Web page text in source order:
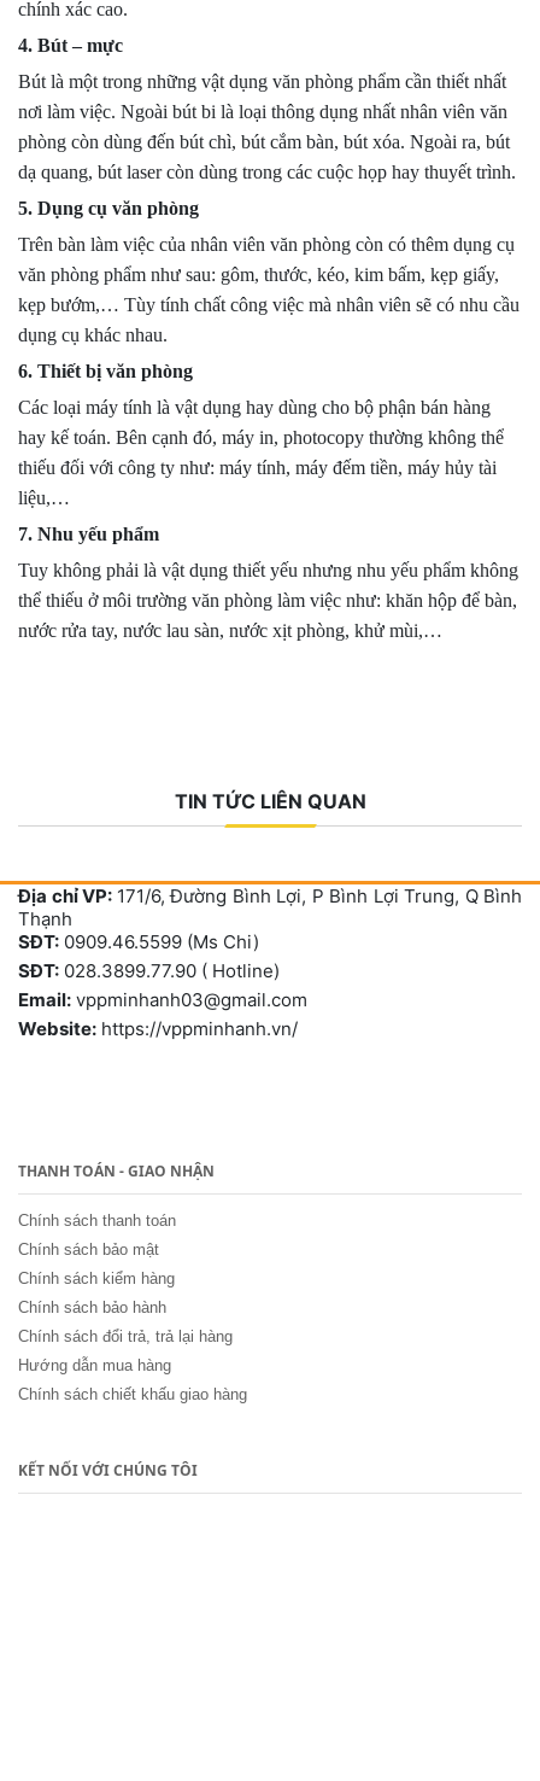
chính xác cao.
4. Bút – mực
Bút là một trong những vật dụng văn phòng phẩm cần thiết nhất
nơi làm việc. Ngoài bút bi là loại thông dụng nhất nhân viên văn
phòng còn dùng đến bút chì, bút cắm bàn, bút xóa. Ngoài ra, bút
dạ quang, bút laser còn dùng trong các cuộc họp hay thuyết trình.
5. Dụng cụ văn phòng
Trên bàn làm việc của nhân viên văn phòng còn có thêm dụng cụ
văn phòng phẩm như sau: gôm, thước, kéo, kim bấm, kẹp giấy,
kẹp bướm,… Tùy tính chất công việc mà nhân viên sẽ có nhu cầu
dụng cụ khác nhau.
6. Thiết bị văn phòng
Các loại máy tính là vật dụng hay dùng cho bộ phận bán hàng
hay kế toán. Bên cạnh đó, máy in, photocopy thường không thể
thiếu đối với công ty như: máy tính, máy đếm tiền, máy hủy tài
liệu,…
7. Nhu yếu phẩm
Tuy không phải là vật dụng thiết yếu nhưng nhu yếu phẩm không
thể thiếu ở môi trường văn phòng làm việc như: khăn hộp để bàn,
nước rửa tay, nước lau sàn, nước xịt phòng, khử mùi,…
TIN TỨC LIÊN QUAN
Địa chỉ VP: 171/6, Đường Bình Lợi, P Bình Lợi Trung, Q Bình
Thạnh
SĐT: 0909.46.5599 (Ms Chi)
SĐT: 028.3899.77.90 ( Hotline)
Email: vppminhanh03@gmail.com
Website: https://vppminhanh.vn/
THANH TOÁN - GIAO NHẬN
Chính sách thanh toán
Chính sách bảo mật
Chính sách kiểm hàng
Chính sách bảo hành
Chính sách đổi trả, trả lại hàng
Hướng dẫn mua hàng
Chính sách chiết khấu giao hàng
KẾT NỐI VỚI CHÚNG TÔI